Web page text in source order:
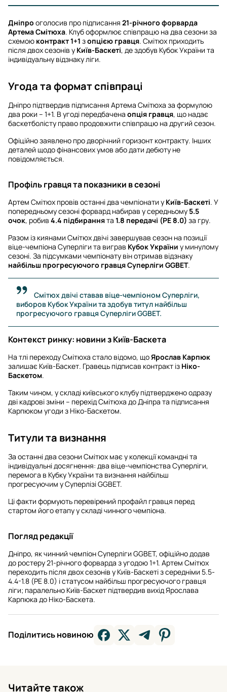
Дніпро оголосив про підписання 21-річного форварда
Артема Смітюха. Клуб оформлює співпрацю на два сезони за
схемою контракт 1+1 зопцією гравця. Смітюх приходить
після двох сезонів у Київ-Баскеті, де здобув Кубок України та
індивідуальну відзнаку ліги.
Угода та формат співпраці
Дніпро підтвердив підписання Артема Смітюха за формулою
два роки – 1+1. В угоді передбачена опція гравця, що надає
баскетболісту право продовжити співпрацю на другий сезон.
Офіційно заявлено про дворічний горизонт контракту. Інших
деталей щодо фінансових умов або дати дебюту не
повідомляється.
Профіль гравця та показники в сезоні
Артем Смітюх провів останні два чемпіонати у Київ-Баскеті. У
попередньому сезоні форвард набирав у середньому 5.5
очок, робив 4.4 підбираннята 1.8 передачі (РЕ 8.0) за гру.
Разом із киянами Смітюх двічі завершував сезон на позиції
віце-чемпіона Суперліги та виграв Кубок України у минулому
сезоні. За підсумками чемпіонату він отримав відзнаку
найбільш прогресуючого гравця Суперліги GGBET.
Смітюх двічі ставав віце-чемпіоном Суперліги,
виборов Кубок України та здобув титул найбільш
прогресуючого гравця Суперліги GGBET.
Контекст ринку: новини з Київ-Баскета
На тлі переходу Смітюха стало відомо, щоЯрослав Карпюк
залишає Київ-Баскет. Гравець підписав контракт із Ніко-
Баскетом.
Таким чином, у складі київського клубу підтверджено одразу
дві кадрові зміни – перехід Смітюха до Дніпра та підписання
Карпюком угоди з Ніко-Баскетом.
Титули та визнання
За останні два сезони Смітюх має у колекції командні та
індивідуальні досягнення: два віце-чемпіонства Суперліги,
перемога в Кубку України та визнання найбільш
прогресуючим у Суперлізі GGBET.
Ці факти формують перевірений профайл гравця перед
стартом його етапу у складі чинного чемпіона.
Погляд редакції
Дніпро, як чинний чемпіон Суперліги GGBET, офіційно додав
до ростеру 21-річного форварда з угодою 1+1. Артем Смітюх
переходить після двох сезонів у Київ-Баскеті з середніми 5.5-
4.4-1.8 (РЕ 8.0) і статусом найбільш прогресуючого гравця
ліги; паралельно Київ-Баскет підтвердив вихід Ярослава
Карпюка до Ніко-Баскета.
Поділитись новиною
Читайте також